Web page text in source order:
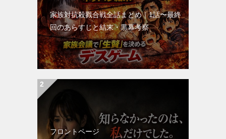
家族対抗殺戮合戦全話まとめ｜1話〜最終
回のあらすじと結末・黒幕考察
フロントページ